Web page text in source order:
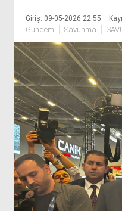
Giriş: 09-05-2026 22:55
Gündem Savunma